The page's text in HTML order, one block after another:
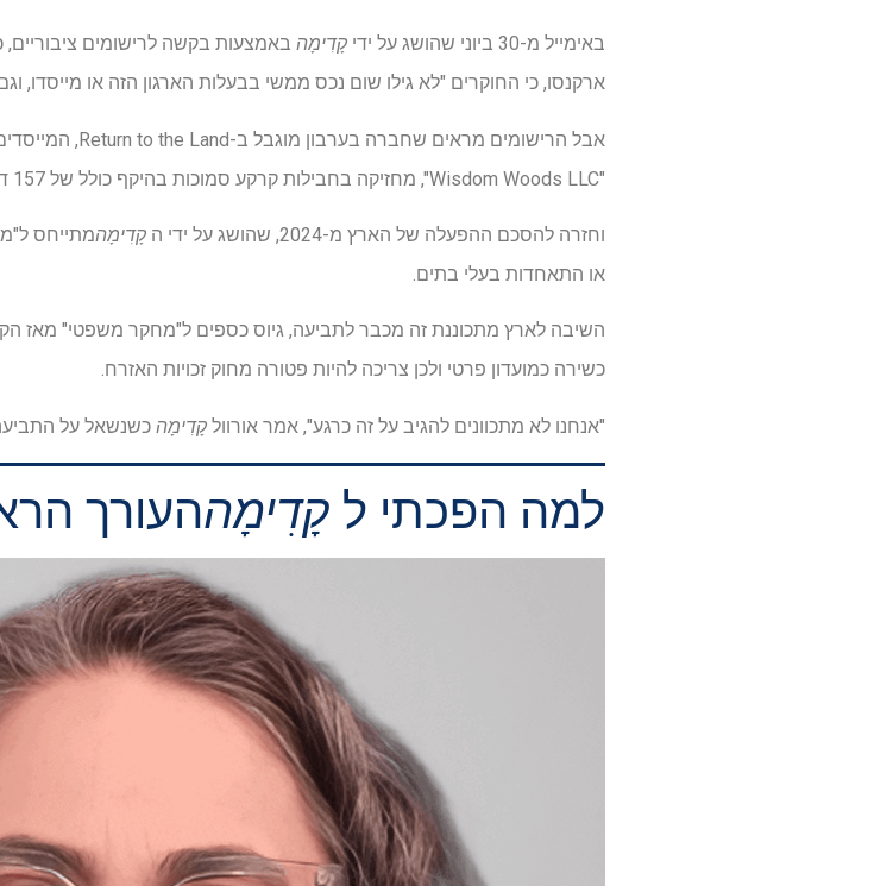
באימייל מ-30 ביוני שהושג על ידי קָדִימָה באמצעות בקשה לרישומים ציבוריים,
ארקנסו, כי החוקרים "לא גילו שום נכס ממשי בבעלות הארגון הזה או מייסדו,
"Wisdom Woods LLC", מחזיקה בחבילות קרקע סמוכות בהיקף כולל של 157 דונם ליד העיירה רוונדן.
וחזרה להסכם ההפעלה של הארץ מ-2024, שהושג על ידי ה קָדִימָה
או התאחדות בעלי בתים.
השיבה לארץ מתכוננת זה מכבר לתביעה, גיוס כספים ל"מחקר משפטי" מאז
כשירה כמועדון פרטי ולכן צריכה להיות פטורה מחוק זכויות האזרח.
"אנחנו לא מתכוונים להגיב על זה כרגע", אמר אורוול קָדִימָה כשנשאל על
למה הפכתי ל קָדִימָההעורך